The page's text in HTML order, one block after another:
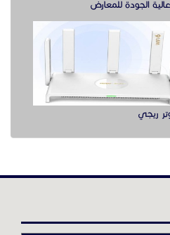
الجودة للمعارض
ريجي